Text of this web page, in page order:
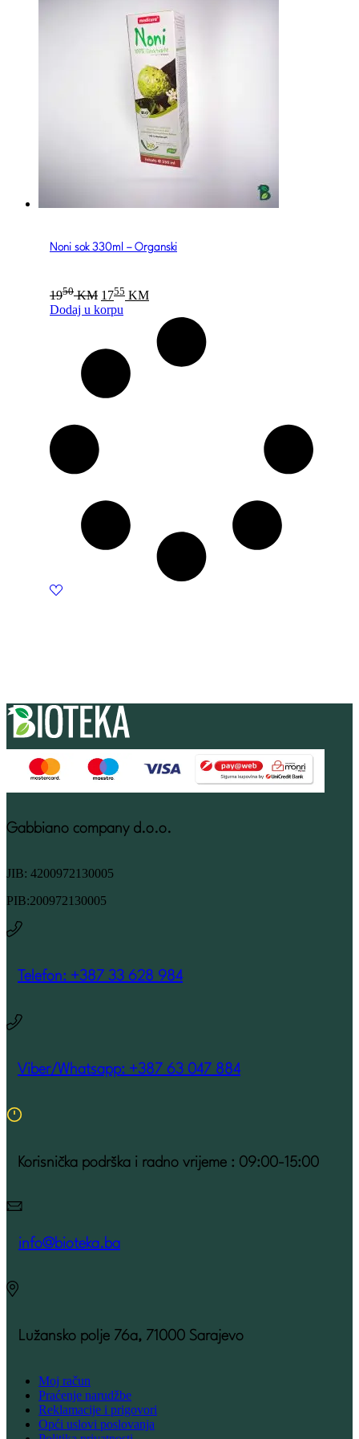
Noni sok 330ml – Organski
1950 KM Original
price
was:
1755 KMCurrent
price
1755 KM.
Dodaj u korpu
Gabbiano company d.o.o.
JIB: 4200972130005
PIB:200972130005
Telefon: +387 33 628 984
Viber/Whatsapp: +387 63 047 884
Korisnička podrška i radno vrijeme : 09:00-15:00
info@bioteka.ba
Lužansko polje 76a, 71000 Sarajevo
Moj račun
Praćenje narudžbe
Reklamacije i prigovori
Opći uslovi poslovanja